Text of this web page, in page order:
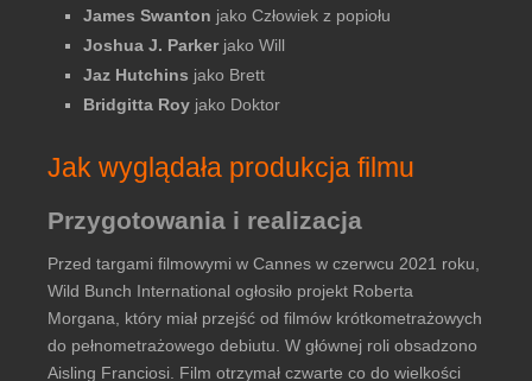
James Swanton jako Człowiek z popiołu
Joshua J. Parkerjako Will
Jaz Hutchins jako Brett
Bridgitta Roy jako Doktor
Jak wyglądała produkcja filmu
Przygotowania i realizacja
Przed targami filmowymi w Cannes w czerwcu 2021 roku,
Wild Bunch International ogłosiło projekt Roberta
Morgana, który miał przejść od filmów krótkometrażowych
do pełnometrażowego debiutu. W głównej roli obsadzono
Aisling Franciosi. Film otrzymał czwarte co do wielkości